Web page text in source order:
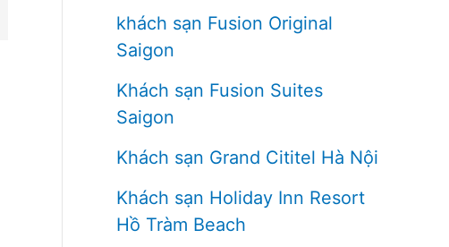
khách sạn Fusion Original
Saigon
Khách sạn Fusion Suites
Saigon
Khách sạn Grand Cititel Hà Nội
Khách sạn Holiday Inn Resort
Hồ Tràm Beach